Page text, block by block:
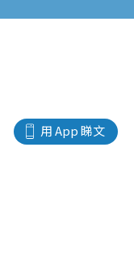
用 App 睇文